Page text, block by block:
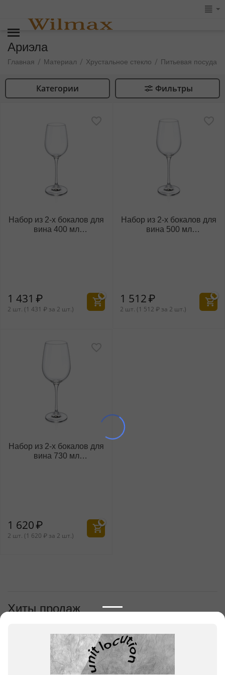
Ариэла
Главная / Материал / Хрустальное стекло / Питьевая посуда
Категории Фильтры
Набор из 2-х бокалов для
вина 400 мл
1 431 ₽
2 шт. (1 431 ₽ за 2 шт.)
Набор из 2-х бокалов для
вина 500 мл
1 512₽
2 шт. (1 512 ₽ за 2 шт.)
Набор из 2-х бокалов для
вина 730 мл
1 620₽
2 шт. (1 620 ₽ за 2 шт.)
Хиты продаж
500 мл WL‑888037/2C
1 512 ₽